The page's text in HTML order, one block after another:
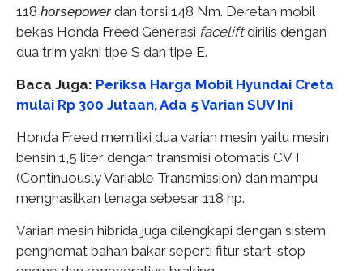
118 horsepowerdan torsi 148 Nm. Deretan mobil
bekas Honda Freed Generasi faceliftdirilis dengan
dua trim yakni tipe S dan tipe E.
Baca Juga: Periksa Harga Mobil Hyundai Creta
mulai Rp 300 Jutaan, Ada 5 Varian SUV Ini
Honda Freed memiliki dua varian mesin yaitu mesin
bensin 1,5 liter dengan transmisi otomatis CVT
(Continuously Variable Transmission) dan mampu
menghasilkan tenaga sebesar 118 hp.
Varian mesin hibrida juga dilengkapi dengan sistem
penghemat bahan bakar seperti fitur start-stop